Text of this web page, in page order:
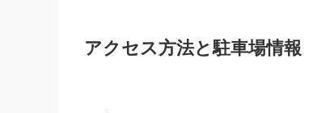
アクセス方法と駐車場情報